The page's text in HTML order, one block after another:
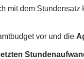
mit dem
vor und die